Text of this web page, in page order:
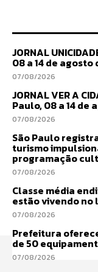
JORNAL
08 a 14 de agosto
07/08/2026
JORNAL VER A
Paulo, 08 a 14 de
07/08/2026
São Paulo
turismo
programação
07/08/2026
Classe média
estão vivendo no
07/08/2026
Prefeitura
de 50
07/08/2026